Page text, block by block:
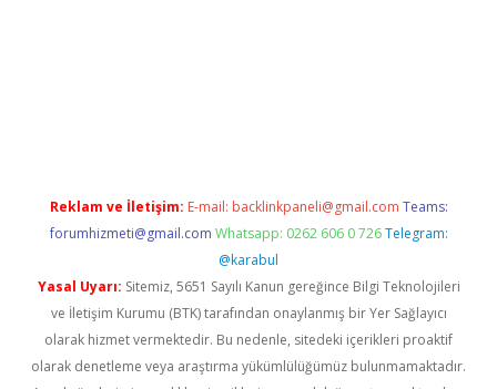
Reklam ve İletişim: E-mail: backlinkpaneli@gmail.com Teams:
forumhizmeti@gmail.com Whatsapp: 0262 606 0 726 Telegram:
@karabul
Yasal Uyarı: Sitemiz, 5651 Sayılı Kanun gereğince Bilgi Teknolojileri
ve İletişim Kurumu (BTK) tarafından onaylanmış bir Yer Sağlayıcı
olarak hizmet vermektedir. Bu nedenle, sitedeki içerikleri proaktif
olarak denetleme veya araştırma yükümlülüğümüz bulunmamaktadır.